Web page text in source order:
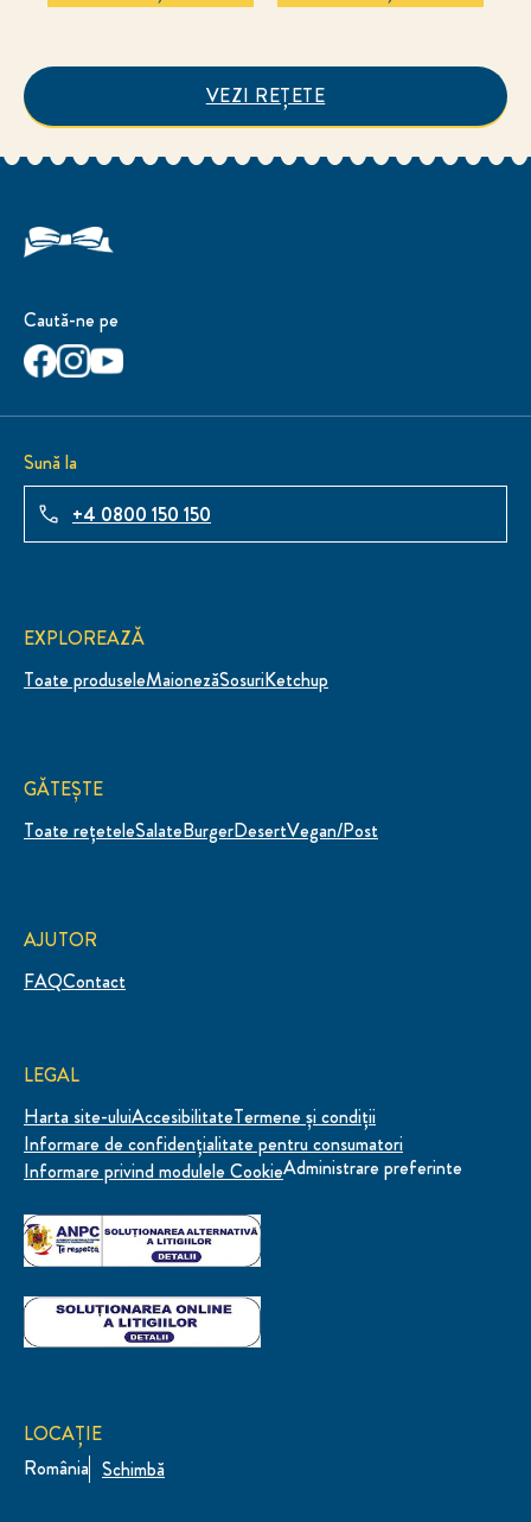
VEZI REȚETE
Caută-ne pe
Sună la
+4 0800 150 150
EXPLOREAZĂ
Toate produseleMaionezăSosuriKetchup
GĂTEȘTE
Toate rețeteleSalateBurgerDesertVegan/Post
AJUTOR
FAQContact
LEGAL
Harta site-uluiAccesibilitateTermene și condiții
Informare de confidenţialitate pentru consumatori
Informare privind modulele CookieAdministrare preferinte
LOCAȚIE
România Schimbă